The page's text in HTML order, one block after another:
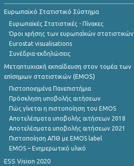
Ευρωπαϊκό Στατιστικό Σύστημα
Ευρωπαϊκές Στατιστικές - Πίνακες
Όροι χρήσης των ευρωπαΪκών στατιστικών
Eurostat visualisations
Συνέδρια-εκδηλώσεις
Μεταπτυχιακή εκπαίδευση στον τομέα των
επίσημων στατιστικών (EMOS)
Πιστοποιημένα Πανεπιστήμια
Πρόσκληση υποβολής αιτήσεων
Πώς γίνεται η πιστοποίηση του EMOS
Αποτελέσματα υποβολής αιτήσεων 2018
Αποτελέσματα υποβολής αιτήσεων 2021
Πιστοποίηση ΑΠΘ με EMOS label
EMOS – Ενημερωτικό υλικό
ESS Vision 2020